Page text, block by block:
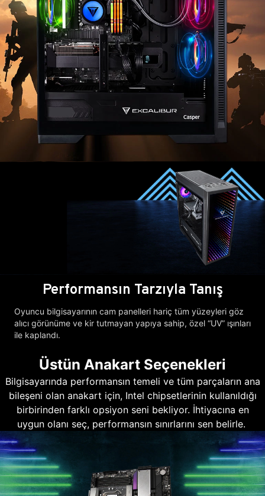
Performansın Tarzıyla Tanış
Oyuncu bilgisayarının cam panelleri hariç tüm yüzeyleri göz
alıcı görünüme ve kir tutmayan yapıya sahip, özel “UV” ışınları
ile kaplandı.
Üstün Anakart Seçenekleri
Bilgisayarında performansın temeli ve tüm parçaların ana
bileşeni olan anakart için, Intel chipsetlerinin kullanıldığı
birbirinden farklı opsiyon seni bekliyor. İhtiyacına en
uygun olanı seç, performansın sınırlarını sen belirle.